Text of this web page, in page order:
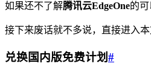
如果还不了解腾讯云EdgeOne的可
接下来废话就不多说，直接进入本
兑换国内版免费计划#